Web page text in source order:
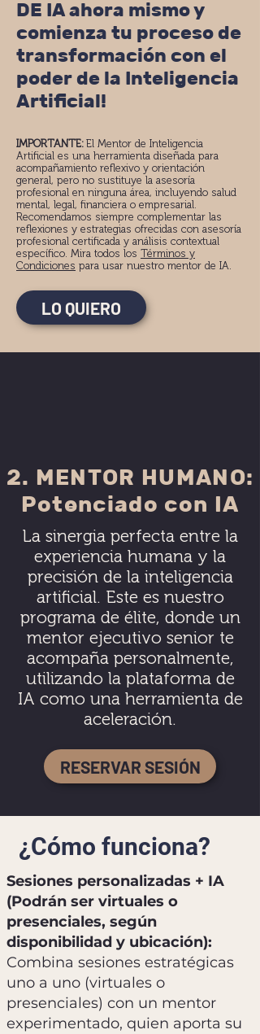
DE IA ahora mismo y
comienza tu proceso de
transformación con el
poder de la Inteligencia
Artificial!
IMPORTANTE: El Mentor de Inteligencia
Artificial es una herramienta diseñada para
acompañamiento reflexivo y orientación
general, pero no sustituye la asesoría
profesional en ninguna área, incluyendo salud
mental, legal, financiera o empresarial.
Recomendamos siempre complementar las
reflexiones y estrategias ofrecidas con asesoría
profesional certificada y análisis contextual
específico. Mira todos los Términos y
Condiciones para usar nuestro mentor de IA.
LO QUIERO
2. MENTOR HUMANO:
Potenciado con IA
La sinergia perfecta entre la
experiencia humana y la
precisión de la inteligencia
artificial. Este es nuestro
programa de élite, donde un
mentor ejecutivo senior te
acompaña personalmente,
utilizando la plataforma de
IA como una herramienta de
aceleración.
RESERVAR SESIÓN
¿Cómo funciona?
Sesiones personalizadas + IA
(Podrán ser virtuales o
presenciales, según
disponibilidad y ubicación):
Combina sesiones estratégicas
uno a uno (virtuales o
presenciales) con un mentor
experimentado, quien aporta su